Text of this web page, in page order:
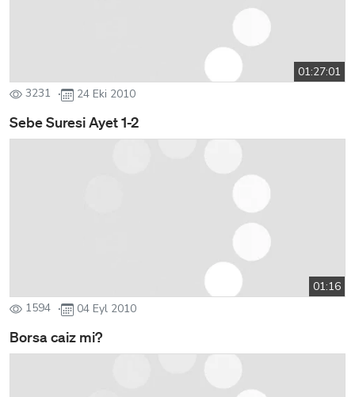
01:27:01
3231
24 Eki 2010
Sebe Suresi Ayet 1-2
01:16
1594
04 Eyl 2010
Borsa caiz mi?